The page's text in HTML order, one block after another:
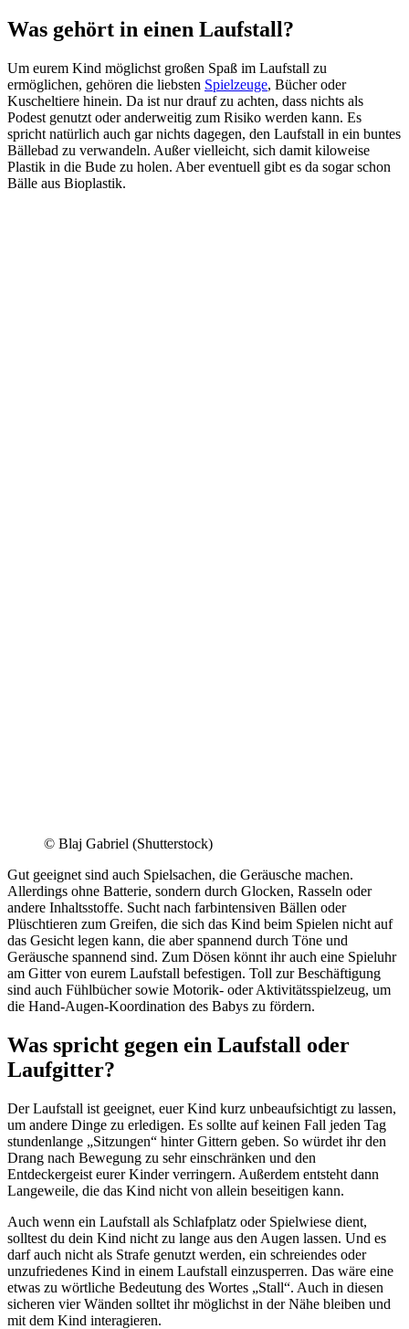
Was gehört in einen Laufstall?
Um eurem Kind möglichst großen Spaß im Laufstall zu
ermöglichen, gehören die liebsten Spielzeuge, Bücher oder
Kuscheltiere hinein. Da ist nur drauf zu achten, dass nichts als
Podest genutzt oder anderweitig zum Risiko werden kann. Es
spricht natürlich auch gar nichts dagegen, den Laufstall in ein buntes
Bällebad zu verwandeln. Außer vielleicht, sich damit kiloweise
Plastik in die Bude zu holen. Aber eventuell gibt es da sogar schon
Bälle aus Bioplastik.
© Blaj Gabriel (Shutterstock)
Gut geeignet sind auch Spielsachen, die Geräusche machen.
Allerdings ohne Batterie, sondern durch Glocken, Rasseln oder
andere Inhaltsstoffe. Sucht nach farbintensiven Bällen oder
Plüschtieren zum Greifen, die sich das Kind beim Spielen nicht auf
das Gesicht legen kann, die aber spannend durch Töne und
Geräusche spannend sind. Zum Dösen könnt ihr auch eine Spieluhr
am Gitter von eurem Laufstall befestigen. Toll zur Beschäftigung
sind auch Fühlbücher sowie Motorik- oder Aktivitätsspielzeug, um
die Hand-Augen-Koordination des Babys zu fördern.
Was spricht gegen ein Laufstall oder
Laufgitter?
Der Laufstall ist geeignet, euer Kind kurz unbeaufsichtigt zu lassen,
um andere Dinge zu erledigen. Es sollte auf keinen Fall jeden Tag
stundenlange „Sitzungen“ hinter Gittern geben. So würdet ihr den
Drang nach Bewegung zu sehr einschränken und den
Entdeckergeist eurer Kinder verringern. Außerdem entsteht dann
Langeweile, die das Kind nicht von allein beseitigen kann.
Auch wenn ein Laufstall als Schlafplatz oder Spielwiese dient,
solltest du dein Kind nicht zu lange aus den Augen lassen. Und es
darf auch nicht als Strafe genutzt werden, ein schreiendes oder
unzufriedenes Kind in einem Laufstall einzusperren. Das wäre eine
etwas zu wörtliche Bedeutung des Wortes „Stall“. Auch in diesen
sicheren vier Wänden solltet ihr möglichst in der Nähe bleiben und
mit dem Kind interagieren.